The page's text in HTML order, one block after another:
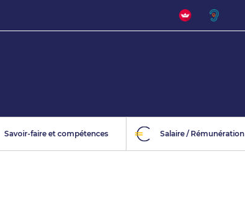
Savoir-faire et compétences Salaire / Rémunération